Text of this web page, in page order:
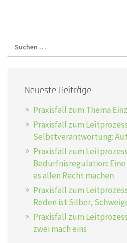
Neueste Beiträge
Praxisfall zum Thema
Praxisfall zum Leitprozess
Selbstverantwortung:
Praxisfall zum Leitprozess
Bedürfnisregulation:
es allen Recht machen
Praxisfall zum
Reden ist Silber,
Praxisfall zum
zwei mach eins